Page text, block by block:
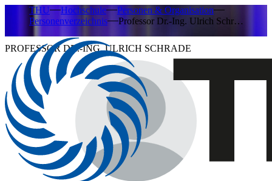
THU Hochschule
Personen & Organisation
Personenverzeichnis
Professor Dr.-Ing. Ulrich Schr…
PROFESSOR DR.-ING. ULRICH SCHRADE